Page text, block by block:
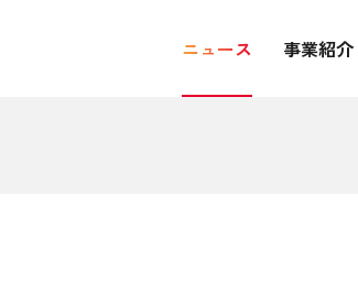
ニュース 事業紹介